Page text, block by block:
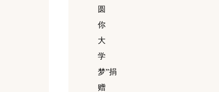
圆
你
大
学
梦”捐
赠